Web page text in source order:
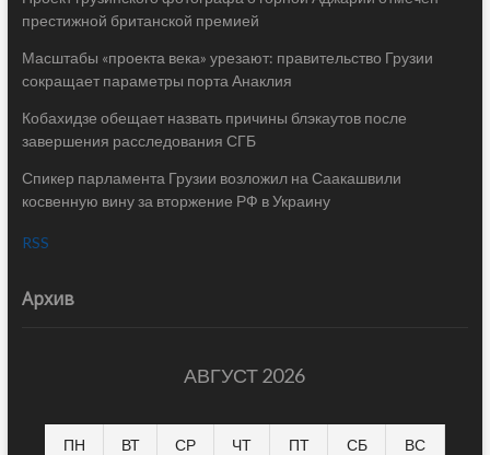
престижной британской премией
Масштабы «проекта века» урезают: правительство Грузии
сокращает параметры порта Анаклия
Кобахидзе обещает назвать причины блэкаутов после
завершения расследования СГБ
Спикер парламента Грузии возложил на Саакашвили
косвенную вину за вторжение РФ в Украину
RSS
Архив
АВГУСТ 2026
ПН ВТ СР ЧТ ПТ СБ ВС